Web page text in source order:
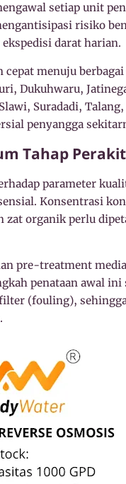
setiap unit
risiko
darat harian.
menuju
Dukuhwaru,
Suradadi,
penyangga
Tahap
parameter
Konsentrasi
organik perlu
pre-treatment
penataan awal
(fouling),